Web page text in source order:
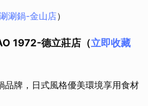
涮鍋-金山店）
1972-德立莊店（立即收藏
品牌，日式風格優美環境享用食材